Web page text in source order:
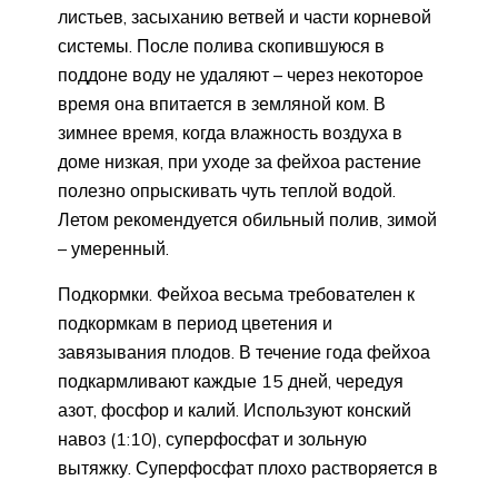
листьев, засыханию ветвей и части корневой
системы. После полива скопившуюся в
поддоне воду не удаляют – через некоторое
время она впитается в земляной ком. В
зимнее время, когда влажность воздуха в
доме низкая, при уходе за фейхоа растение
полезно опрыскивать чуть теплой водой.
Летом рекомендуется обильный полив, зимой
– умеренный.
Подкормки. Фейхоа весьма требователен к
подкормкам в период цветения и
завязывания плодов. В течение года фейхоа
подкармливают каждые 15 дней, чередуя
азот, фосфор и калий. Используют конский
навоз (1:10), суперфосфат и зольную
вытяжку. Суперфосфат плохо растворяется в